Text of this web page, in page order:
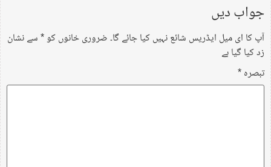
جواب دیں
آپ کا ای میل ایڈریس شائع نہیں کیا جائے گا۔ضروری خانوں کو*سے نشان
زد کیا گیا ہے
تبصرہ*